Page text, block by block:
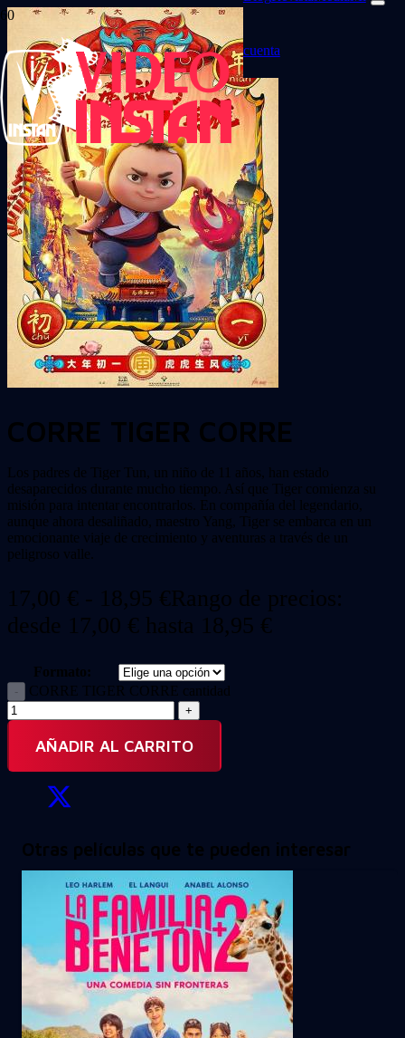
cuenta
CORRE TIGER CORRE
Los padres de Tiger Tun, un niño de 11 años, han estado
desaparecidos durante mucho tiempo. Así que Tiger comienza su
misión para intentar encontrarlos. En compañía del legendario,
aunque ahora desaliñado, maestro Yang, Tiger se embarca en un
emocionante viaje de crecimiento y aventuras a través de un
peligroso valle.
17,00 € - 18,95 €Rango de precios:
desde 17,00 € hasta 18,95 €
Formato:
CORRE TIGER CORRE cantidad
AÑADIR AL CARRITO
Otras películas que te pueden interesar